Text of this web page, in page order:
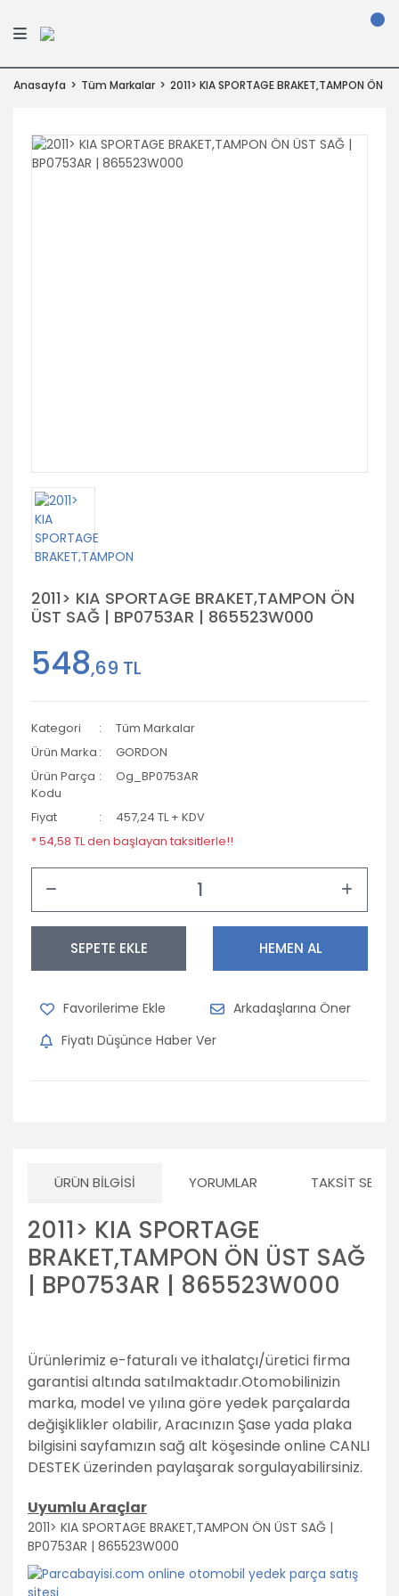
Anasayfa Tüm Markalar 2011> KIA SPORTAGE BRAKET,TAMPON
2011> KIA SPORTAGE BRAKET,TAMPON ÖN
ÜST SAĞ | BP0753AR | 865523W000
548,69 TL
Kategori
Tüm Markalar
Ürün Marka
GORDON
Ürün Parça
Kodu
Og_BP0753AR
Fiyat
457,24 TL + KDV
* 54,58 TL den başlayan taksitlerle!!
SEPETE EKLE HEMEN AL
Arkadaşlarına Öner
Fiyatı Düşünce Haber Ver
ÜRÜN BILGISI YORUMLAR TAKSIT
2011> KIA SPORTAGE
BRAKET,TAMPON ÖN ÜST SAĞ
| BP0753AR | 865523W000
Ürünlerimiz e-faturalı ve ithalatçı/üretici firma
garantisi altında satılmaktadır.Otomobilinizin
marka, model ve yılına göre yedek parçalarda
değişiklikler olabilir,Aracınızın Şase yada plaka
bilgisini sayfamızın sağ alt köşesinde online CANLI
DESTEK üzerinden paylaşarak sorgulayabilirsiniz.
Uyumlu Araçlar
2011> KIA SPORTAGE BRAKET,TAMPON ÖN ÜST SAĞ |
BP0753AR | 865523W000